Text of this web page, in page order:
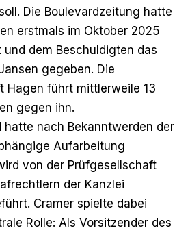
Die Boulevardzeitung hatte
erstmals im Oktober 2025
und dem Beschuldigten das
gegeben. Die
Hagen führt mittlerweile 13
gegen ihn.
hatte nach Bekanntwerden der
Aufarbeitung
von der Prüfgesellschaft
der Kanzlei
Cramer spielte dabei
Rolle: Als Vorsitzender des